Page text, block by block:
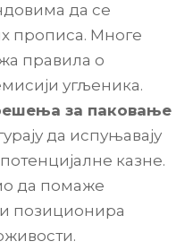
да се
прописа. Многе
правила о
угљеника.
за паковање
да испуњавају
казне.
да помаже
позиционира